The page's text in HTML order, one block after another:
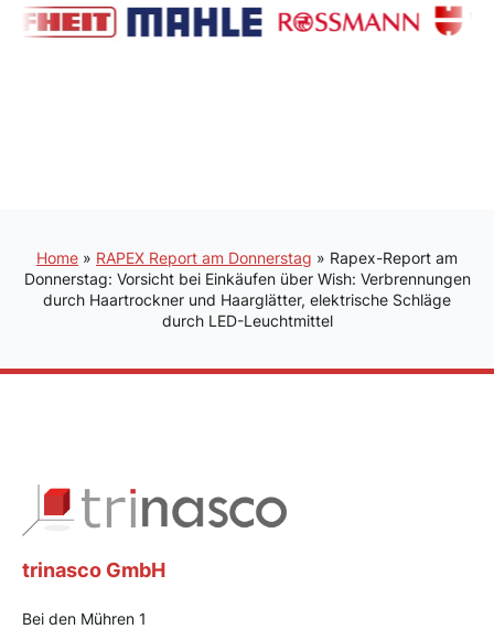
Home » RAPEX Report am Donnerstag » Rapex-Report am
Donnerstag: Vorsicht bei Einkäufen über Wish: Verbrennungen
durch Haartrockner und Haarglätter, elektrische Schläge
durch LED-Leuchtmittel
trinasco GmbH
Bei den Mühren 1